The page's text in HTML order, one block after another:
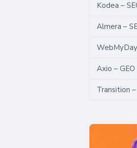
Kodea –
Almera –
Axio –
Transition